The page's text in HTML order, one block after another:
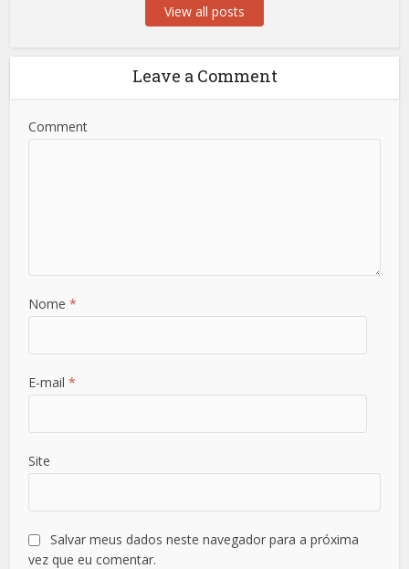
View all posts
Leave a Comment
Comment
Nome*
E-mail*
Site
Salvar meus dados neste navegador para a próxima
vez que eu comentar.